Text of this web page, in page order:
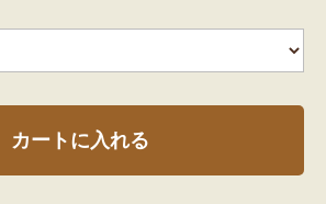
カートに入れる